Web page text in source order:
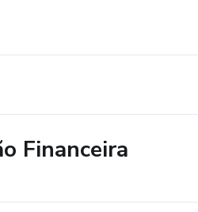
Financeira